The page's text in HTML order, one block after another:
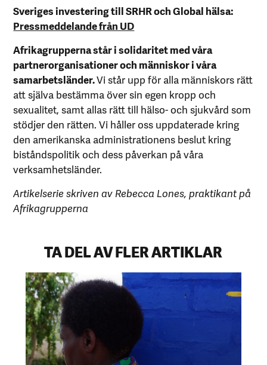
Sveriges investering till SRHR och Global hälsa:
Pressmeddelande från UD
Afrikagrupperna står i solidaritet med våra
partnerorganisationer och människor i våra
samarbetsländer.Vi står upp för alla människors rätt
att själva bestämma över sin egen kropp och
sexualitet, samt allas rätt till hälso- och sjukvård som
stödjer den rätten. Vi håller oss uppdaterade kring
den amerikanska administrationens beslut kring
biståndspolitik och dess påverkan på våra
verksamhetsländer.
Artikelserie skriven av Rebecca Lones, praktikant på
Afrikagrupperna
TA DEL AV FLER ARTIKLAR